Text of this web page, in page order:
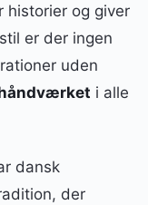
historier og giver
er der ingen
uden
i alle
dansk
der